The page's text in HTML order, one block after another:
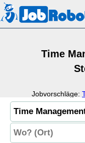
Time
Jobvorschläge:
Management